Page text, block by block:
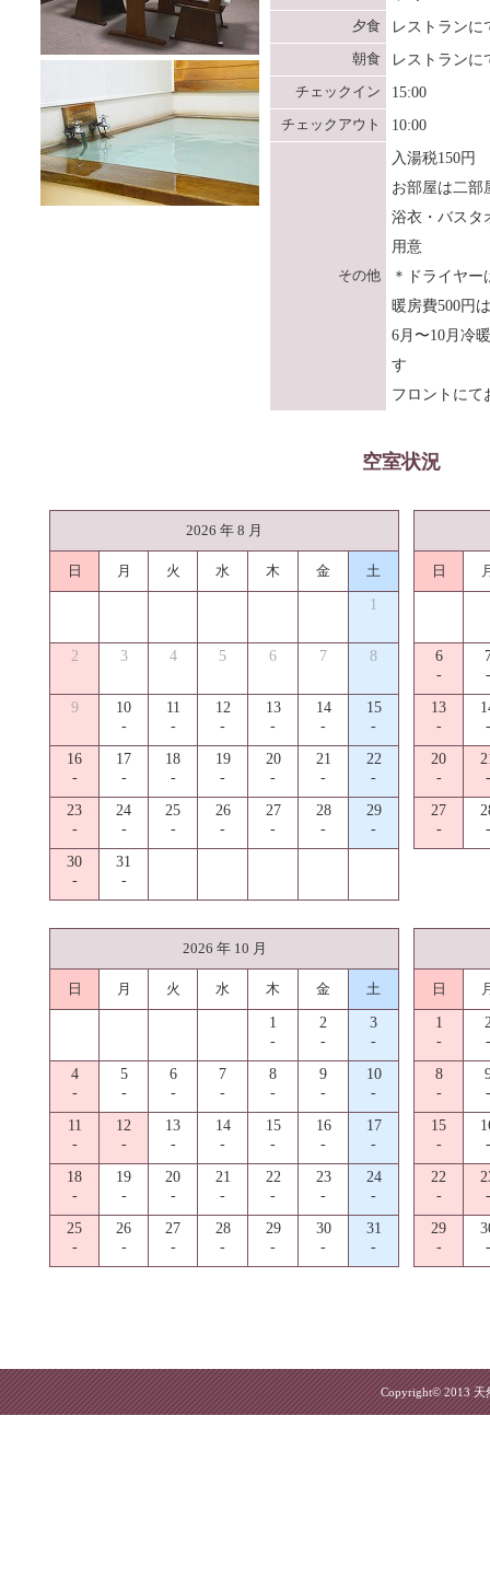
夕食
レストランに
朝食
レストランに
チェックイン
15:00
チェックアウト
10:00
その他
入湯税150円
お部屋は二部
浴衣・バスタ
用意
＊ドライヤ
暖房費500円
6月〜10月冷
す
フロントにて
空室状況
2026 年 8 月
日 月 火 水 木 金 土
1
2 3 4 5 6 7 8
9
10
-
11
-
12
-
13
-
14
-
15
-
16
-
17
-
18
-
19
-
20
-
21
-
22
-
23
-
24
-
25
-
26
-
27
-
28
-
29
-
30
-
31
-
日
6
-
-
13
-
-
20
-
-
27
-
-
2026 年 10 月
日 月 火 水 木 金 土
1
-
2
-
3
-
4
-
5
-
6
-
7
-
8
-
9
-
10
-
11
-
12
-
13
-
14
-
15
-
16
-
17
-
18
-
19
-
20
-
21
-
22
-
23
-
24
-
25
-
26
-
27
-
28
-
29
-
30
-
31
-
日
1
-
-
8
-
-
15
-
-
22
-
-
29
-
-
Copyright© 2013 天